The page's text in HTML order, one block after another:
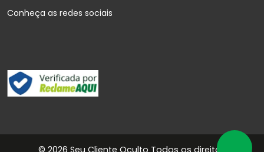
Conheça as redes sociais
© 2026 Seu Cliente Oculto Todos os direitos